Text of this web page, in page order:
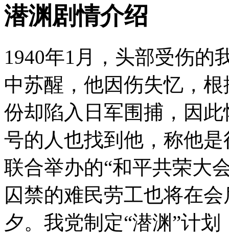
潜渊剧情介绍
1940年1月，头部受伤的
中苏醒，他因伤失忆，
份却陷入日军围捕，因
号的人也找到他，称他
联合举办的“和平共荣大
囚禁的难民劳工也将在
夕。我党制定“潜渊”计